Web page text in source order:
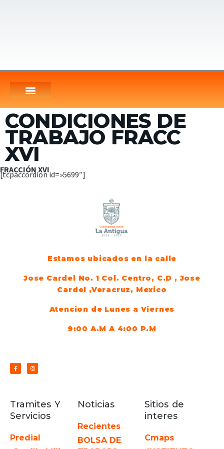
CONDICIONES DE
TRABAJO FRACC
XVI
FRACCIÓN XVI
[tcpaccordion id=»5699″]
Estamos ubicados en la calle
Jose Cardel No. 1 Col. Centro, C.D , Jose
Cardel ,Veracruz, Mexico
Atencion de Lunes a Viernes
9:00 A.M A 4:00 P.M
Tramites Y
Servicios
Predial
Noticias
Recientes
BOLSA DE
Sitios de
interes
Cmaps